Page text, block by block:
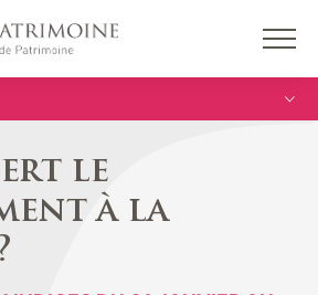
le
à la